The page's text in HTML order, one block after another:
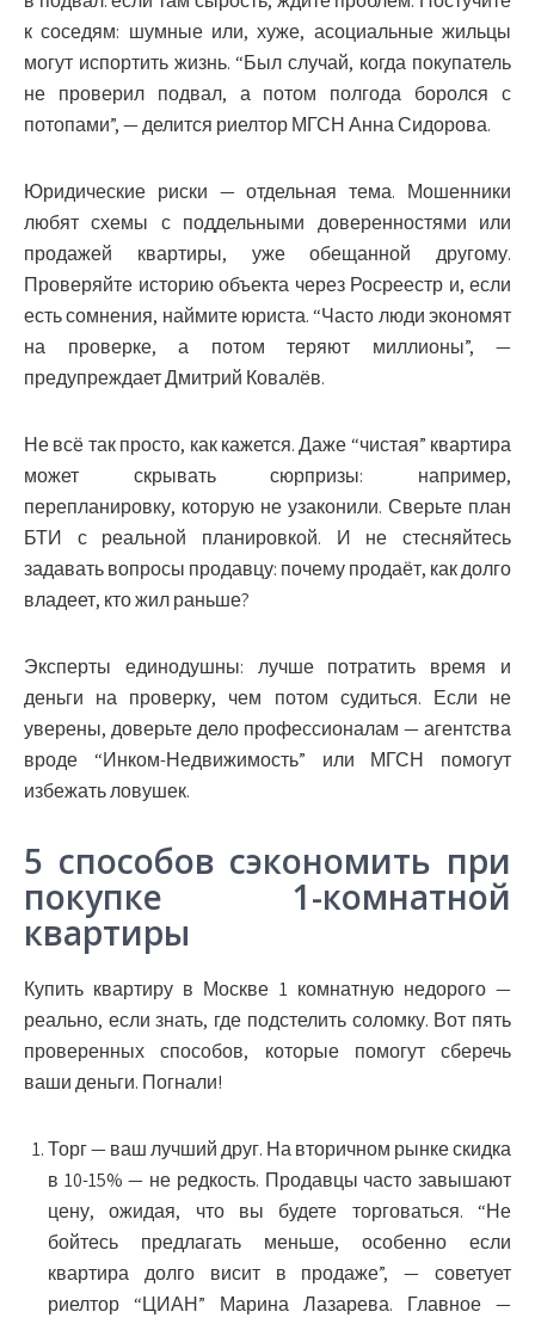
к соседям: шумные или, хуже, асоциальные жильцы
могут испортить жизнь. “Был случай, когда покупатель
не проверил подвал, а потом полгода боролся с
потопами”, — делится риелтор МГСН Анна Сидорова.
Юридические риски — отдельная тема. Мошенники
любят схемы с поддельными доверенностями или
продажей квартиры, уже обещанной другому.
Проверяйте историю объекта через Росреестр и, если
есть сомнения, наймите юриста. “Часто люди экономят
на проверке, а потом теряют миллионы”, —
предупреждает Дмитрий Ковалёв.
Не всё так просто, как кажется. Даже “чистая” квартира
может скрывать сюрпризы: например,
перепланировку, которую не узаконили. Сверьте план
БТИ с реальной планировкой. И не стесняйтесь
задавать вопросы продавцу: почему продаёт, как долго
владеет, кто жил раньше?
Эксперты единодушны: лучше потратить время и
деньги на проверку, чем потом судиться. Если не
уверены, доверьте дело профессионалам — агентства
вроде “Инком-Недвижимость” или МГСН помогут
избежать ловушек.
5 способов сэкономить при
покупке 1-комнатной
квартиры
Купить квартиру в Москве 1 комнатную недорого —
реально, если знать, где подстелить соломку. Вот пять
проверенных способов, которые помогут сберечь
ваши деньги. Погнали!
Торг — ваш лучший друг. На вторичном рынке скидка
в 10-15% — не редкость. Продавцы часто завышают
цену, ожидая, что вы будете торговаться. “Не
бойтесь предлагать меньше, особенно если
квартира долго висит в продаже”, — советует
риелтор “ЦИАН” Марина Лазарева. Главное —